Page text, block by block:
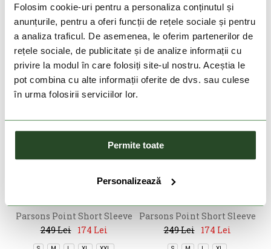
Folosim cookie-uri pentru a personaliza conținutul și
anunțurile, pentru a oferi funcții de rețele sociale și pentru
a analiza traficul. De asemenea, le oferim partenerilor de
rețele sociale, de publicitate și de analize informații cu
privire la modul în care folosiți site-ul nostru. Aceștia le
pot combina cu alte informații oferite de dvs. sau culese
în urma folosirii serviciilor lor.
Permite toate
Personalizează
S L XXL
Parsons Point Short Sleeve
Graphic Tee
249 Lei 174 Lei
DOAR ONLINE
-30%
Parsons Point Short Sleeve
Graphic Tee
249 Lei 174 Lei